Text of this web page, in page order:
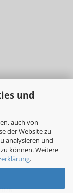
und
auch von
der Website zu
analysieren und
können. Weitere
.